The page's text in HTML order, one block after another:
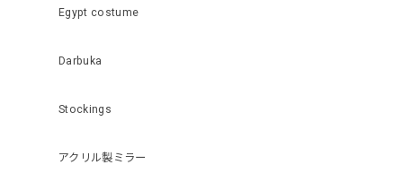
Egypt costume
Darbuka
Stockings
アクリル製ミラー